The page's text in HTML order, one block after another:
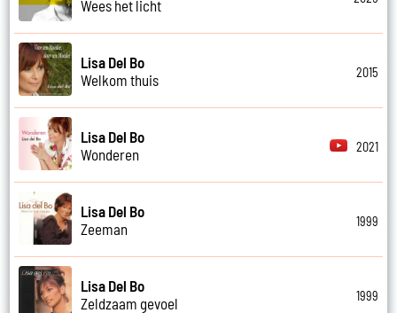
Wees het licht
Lisa Del Bo
Welkom thuis
2015
Lisa Del Bo
Wonderen
2021
Lisa Del Bo
Zeeman
1999
Lisa Del Bo
Zeldzaam gevoel
1999